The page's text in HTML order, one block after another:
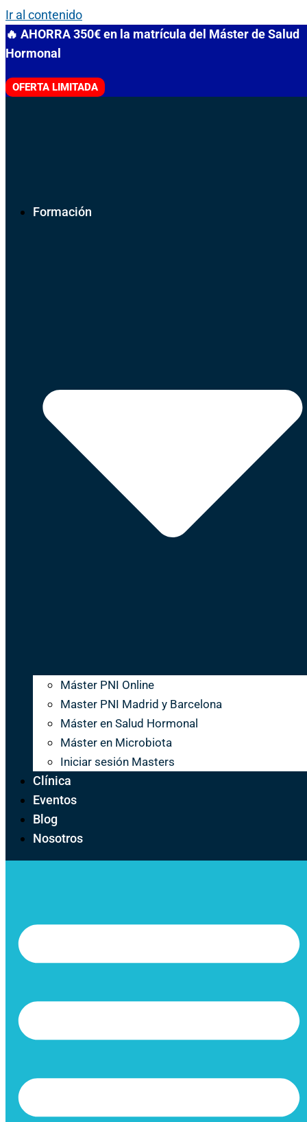
Ir al contenido
🔥 AHORRA 350€ en la matrícula del Máster de Salud
Hormonal
OFERTA LIMITADA
Formación
Máster PNI Online
Master PNI Madrid y Barcelona
Máster en Salud Hormonal
Máster en Microbiota
Iniciar sesión Masters
Clínica
Eventos
Blog
Nosotros